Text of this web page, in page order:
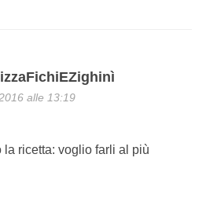
alle 13:19
ricetta: voglio farli al più